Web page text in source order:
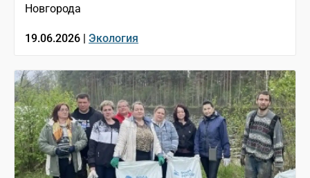
Новгорода
19.06.2026 | Экология